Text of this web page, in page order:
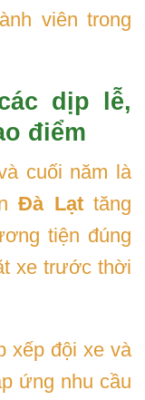
viên trong
dịp lễ,
điểm
cuối năm là
Đà Lạttăng
tiện đúng
xe trước thời
xếp đội xe và
ứng nhu cầu